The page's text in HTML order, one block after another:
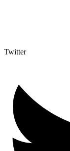
Twitter